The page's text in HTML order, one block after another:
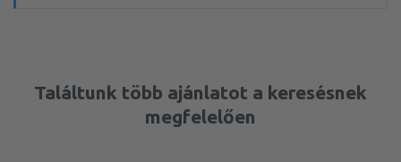
Találtunk több ajánlatot a keresésnek
megfelelően